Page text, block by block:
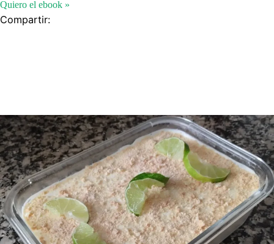
Quiero el ebook »
Compartir: